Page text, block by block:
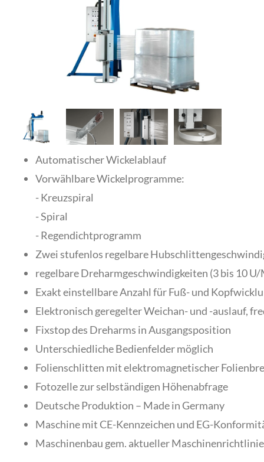
Automatischer Wickelablauf
Vorwählbare Wickelprogramme:
- Kreuzspiral
- Spiral
- Regendichtprogramm
Zwei stufenlos regelbare
regelbare Dreharmgeschwindigkeiten (3 bis 10
Exakt einstellbare Anzahl für Fuß- und
Elektronisch geregelter Weichan- und -auslauf,
Fixstop des Dreharms in Ausgangsposition
Unterschiedliche Bedienfelder möglich
Folienschlitten mit elektromagnetischer
Fotozelle zur selbständigen Höhenabfrage
Deutsche Produktion – Made in Germany
Maschine mit CE-Kennzeichen und EG-
Maschinenbau gem. aktueller